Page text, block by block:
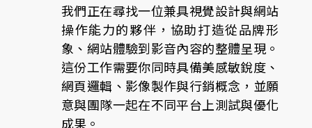
我們正在尋找一位兼具視覺設計與網站
操作能力的夥伴，協助打造從品牌形
象、網站體驗到影音內容的整體呈現。
這份工作需要你同時具備美感敏銳度、
網頁邏輯、影像製作與行銷概念，並願
意與團隊一起在不同平台上測試與優化
成果。